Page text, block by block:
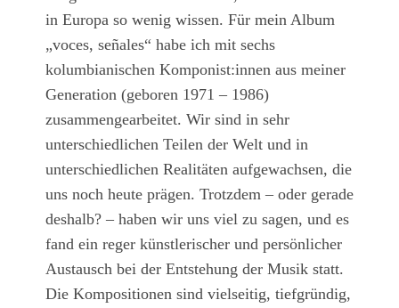
in Europa so wenig wissen. Für mein Album
„voces, señales“ habe ich mit sechs
kolumbianischen Komponist:innen aus meiner
Generation (geboren 1971 – 1986)
zusammengearbeitet. Wir sind in sehr
unterschiedlichen Teilen der Welt und in
unterschiedlichen Realitäten aufgewachsen, die
uns noch heute prägen. Trotzdem – oder gerade
deshalb? – haben wir uns viel zu sagen, und es
fand ein reger künstlerischer und persönlicher
Austausch bei der Entstehung der Musik statt.
Die Kompositionen sind vielseitig, tiefgründig,